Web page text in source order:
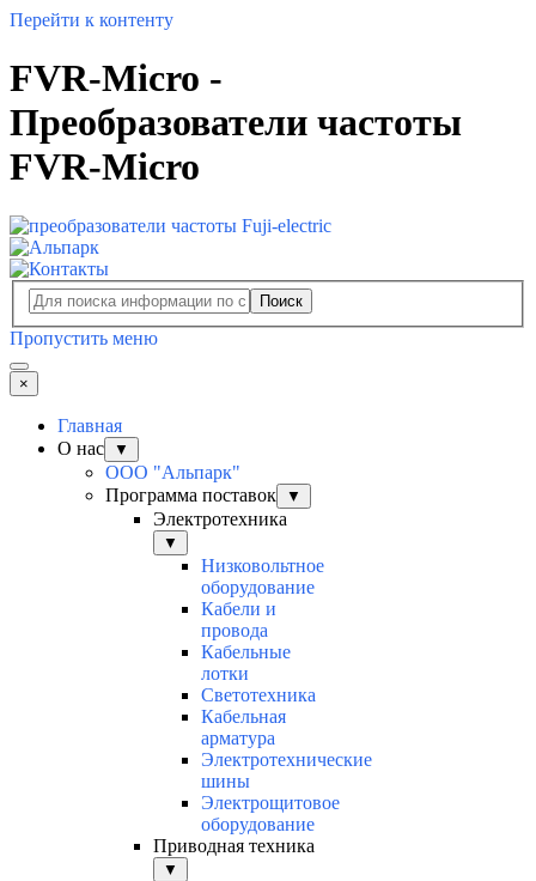
Перейти к контенту
FVR-Micro -
Преобразователи частоты
FVR-Micro
Поиск
Пропустить меню
×
Главная
О нас
▼
ООО "Альпарк"
Программа поставок
▼
Электротехника
▼
Низковольтное
оборудование
Кабели и
провода
Кабельные
лотки
Светотехника
Кабельная
арматура
Электротехнические
шины
Электрощитовое
оборудование
Приводная техника
▼